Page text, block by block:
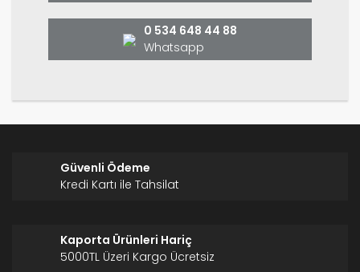
0 534 648 44 88
Whatsapp
Güvenli Ödeme
Kredi Kartı ile Tahsilat
Kaporta Ürünleri Hariç
5000TL Üzeri Kargo Ücretsiz